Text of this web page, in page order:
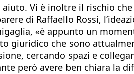
Vi è inoltre il rischio
di Raffaello Rossi,
«è appunto un
giuridico che sono
cercando spazi e
però avere ben chiara la